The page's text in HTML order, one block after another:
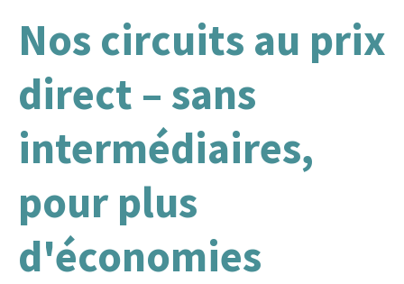
Nos circuits au prix
direct – sans
intermédiaires,
pour plus
d'économies